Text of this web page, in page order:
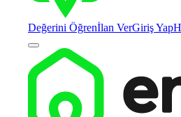
Değerini Öğrenİlan VerGiriş Yap